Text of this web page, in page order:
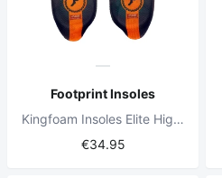
Footprint Insoles
Kingfoam Insoles Elite High Classic
€34.95